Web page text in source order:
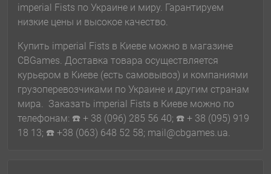
imperial Fists по Украине и миру. Гарантируем
низкие цены и высокое качество.
Купить imperial Fists в Киеве можно в магазине
CBGames. Доставка товара осуществляется
курьером в Киеве (есть самовывоз) и компаниями
грузоперевозчиками по Украине и другим странам
мира. Заказать imperial Fists в Киеве можно по
телефонам: ☎️ + 38 (096) 285 56 40; ☎️ + 38 (095) 919
18 13; ☎️ +38 (063) 648 52 58; mail@cbgames.ua.